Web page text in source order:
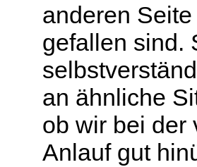
anderen
gefallen sind.
an ähnliche
ob wir bei der
Anlauf gut